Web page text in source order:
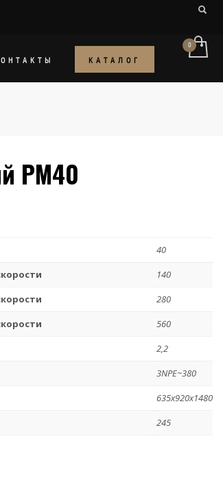
КАТАЛОГ
PM40
40
140
280
560
2,2
3NPE~380
635х920х1480
245